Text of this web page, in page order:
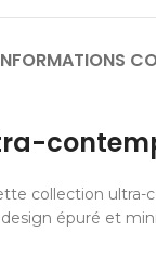
collection ultra-
épuré et